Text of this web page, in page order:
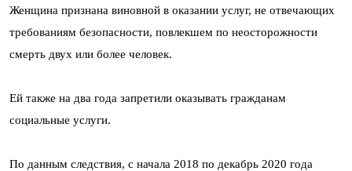
Женщина признана виновной в оказании услуг, не отвечающих
требованиям безопасности, повлекшем по неосторожности
смерть двух или более человек.
Ей также на два года запретили оказывать гражданам
социальные услуги.
По данным следствия, с начала 2018 по декабрь 2020 года